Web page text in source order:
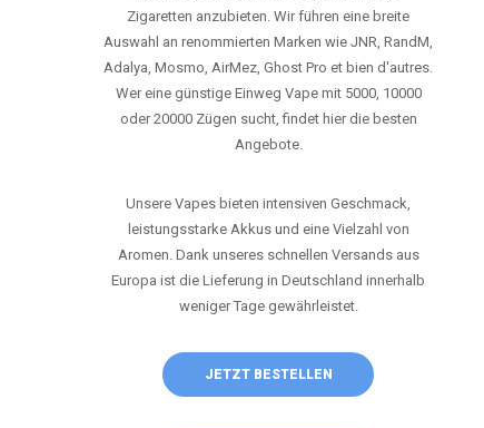
Zigaretten anzubieten. Wir führen eine breite
Auswahl an renommierten Marken wie JNR, RandM,
Adalya, Mosmo, AirMez, Ghost Pro et bien d'autres.
Wer eine günstige Einweg Vape mit 5000, 10000
oder 20000 Zügen sucht, findet hier die besten
Angebote.
Unsere Vapes bieten intensiven Geschmack,
leistungsstarke Akkus und eine Vielzahl von
Aromen. Dank unseres schnellen Versands aus
Europa ist die Lieferung in Deutschland innerhalb
weniger Tage gewährleistet.
JETZT BESTELLEN